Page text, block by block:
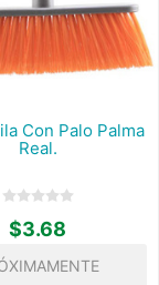
Con Palo Palma
Real.
$3.68